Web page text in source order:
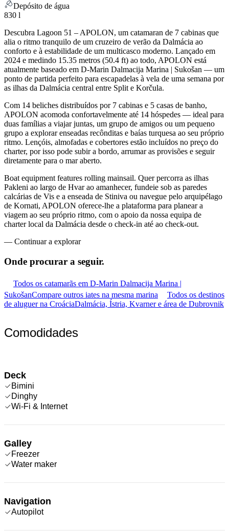
Depósito de água
830 l
Descubra Lagoon 51 – APOLON, um catamaran de 7 cabinas que
alia o ritmo tranquilo de um cruzeiro de verão da Dalmácia ao
conforto e à estabilidade de um multicasco moderno. Lançado em
2024 e medindo 15.35 metros (50.4 ft) ao todo, APOLON está
atualmente baseado em D-Marin Dalmacija Marina | Sukošan — um
ponto de partida perfeito para escapadelas à vela de uma semana por
as ilhas da Dalmácia central entre Split e Korčula.
Com 14 beliches distribuídos por 7 cabinas e 5 casas de banho,
APOLON acomoda confortavelmente até 14 hóspedes — ideal para
duas famílias a viajar juntas, um grupo de amigos ou um pequeno
grupo a explorar enseadas recônditas e baías turquesa ao seu próprio
ritmo. Lençóis, almofadas e cobertores estão incluídos no preço do
charter, por isso pode subir a bordo, arrumar as provisões e seguir
diretamente para o mar aberto.
Boat equipment features rolling mainsail. Quer percorra as ilhas
Pakleni ao largo de Hvar ao amanhecer, fundeie sob as paredes
calcárias de Vis e a enseada de Stiniva ou navegue pelo arquipélago
de Kornati, APOLON oferece-lhe a plataforma para planear a
viagem ao seu próprio ritmo, com o apoio da nossa equipa de
charter local da Dalmácia desde o check-in até ao check-out.
— Continuar a explorar
Onde procurar a seguir.
Todos os catamarãs em D-Marin Dalmacija Marina |
SukošanCompare outros iates na mesma marina
Todos os destinos
de aluguer na CroáciaDalmácia, Ístria, Kvarner e área de Dubrovnik
Comodidades
Deck
Bimini
Dinghy
Wi-Fi & Internet
Galley
Freezer
Water maker
Navigation
Autopilot